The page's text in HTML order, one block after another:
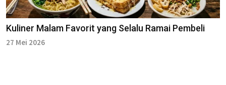
Kuliner Malam Favorit yang Selalu Ramai Pembeli
27 Mei 2026